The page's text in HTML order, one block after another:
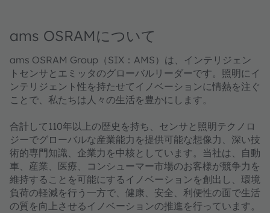
ams OSRAMについて
ams OSRAM Group（SIX：AMS）は、インテリジェン
トセンサとエミッタのグローバルリーダーです。照明にイ
ンテリジェント性を持たせてイノベーションに情熱を注ぐ
ことで、私たちは人々の生活を豊かにします。
合計して110年以上の歴史を持ち、センサと照明テクノロ
ジーでグローバルな産業能力を提供可能な想像力、深い技
術的専門知識、企業力を中核としています。当社は、自動
車、産業、医療、コンシューマー市場のお客様が競争力を
維持することを可能にするイノベーションを創出し、環境
負荷の軽減を行う一方で、健康、安全、利便性の面で生活
の質を向上させるイノベーションの推進を行っています。